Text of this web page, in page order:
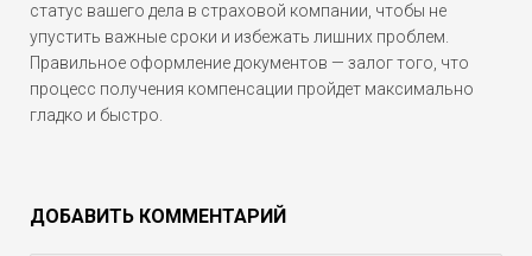
статус вашего дела в страховой компании, чтобы не
упустить важные сроки и избежать лишних проблем.
Правильное оформление документов — залог того, что
процесс получения компенсации пройдет максимально
гладко и быстро.
ДОБАВИТЬ КОММЕНТАРИЙ